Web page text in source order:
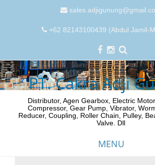
+62 82143100439 (Abdul Jamil-
PT. Cakra Adji
Distributor, Agen Gearbox, Electric
Compressor, Gear Pump, Vibrator,
Reducer, Coupling, Roller Chain, Pulley,
Valve. Dll
MENU